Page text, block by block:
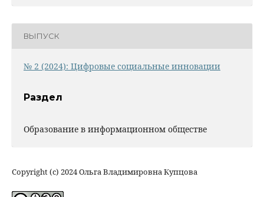
ВЫПУСК
№ 2 (2024): Цифровые социальные инновации
Раздел
Образование в информационном обществе
Copyright (c) 2024 Ольга Владимировна Купцова